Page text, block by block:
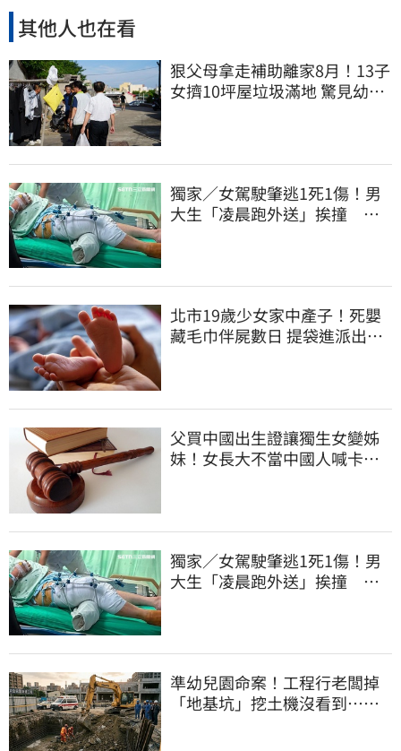
其他人也在看
狠父母拿走補助離家8月！13子
女擠10坪屋垃圾滿地 驚見幼童
獨家／女駕駛肇逃1死1傷！男
大生「凌晨跑外送」挨撞 媽
北市19歲少女家中產子！死嬰
藏毛巾伴屍數日 提袋進派出所
父買中國出生證讓獨生女變姊
妹！女長大不當中國人喊卡卻
獨家／女駕駛肇逃1死1傷！男
大生「凌晨跑外送」挨撞 媽
準幼兒園命案！工程行老闆掉
「地基坑」挖土機沒看到…下